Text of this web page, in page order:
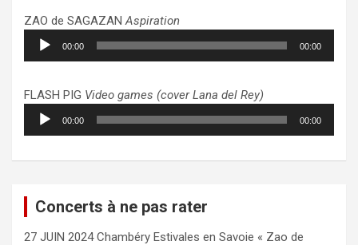
ZAO de SAGAZANAspiration
Lecteur
audio
00:00 00:00
FLASH PIG Video games (cover Lana del Rey)
Lecteur
audio
00:00 00:00
Concerts à ne pas rater
27 JUIN 2024 Chambéry Estivales en Savoie « Zao de